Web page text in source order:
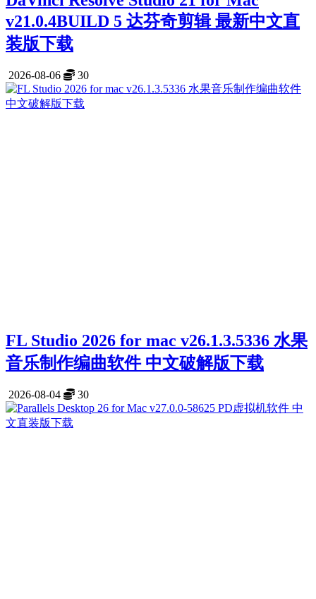
v21.0.4BUILD 5 达芬奇剪辑 最新中文直
装版下载
2026-08-06 30
FL Studio 2026 for mac v26.1.3.5336 水果
音乐制作编曲软件 中文破解版下载
2026-08-04 30